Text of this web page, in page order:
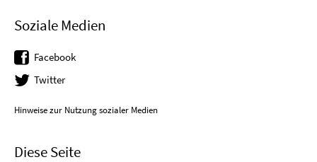
Soziale Medien
Facebook
Twitter
Hinweise zur Nutzung sozialer Medien
Diese Seite